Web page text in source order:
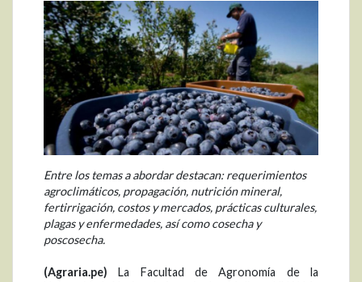
Entre los temas a abordar destacan: requerimientos
agroclimáticos, propagación, nutrición mineral,
fertirrigación, costos y mercados, prácticas culturales,
plagas y enfermedades, así como cosecha y
poscosecha.
(Agraria.pe) La Facultad de Agronomía de la